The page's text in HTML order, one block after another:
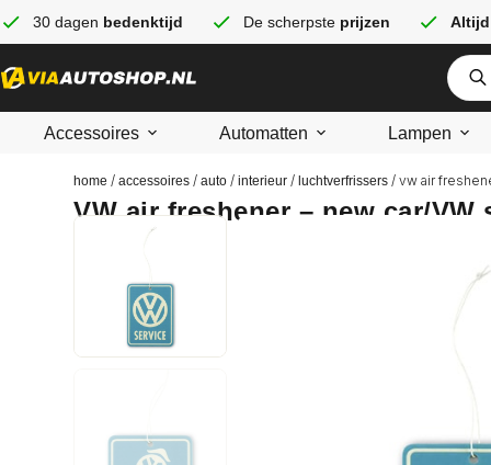
30 dagen bedenktijd De scherpste prijzen
Accessoires Automatten Lampen
home /accessoires /auto /interieur /luchtverfrissers / vw air
VW air freshener – new car/VW